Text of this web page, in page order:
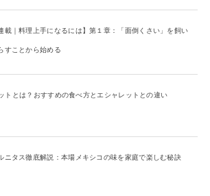
連載｜料理上手になるには】第１章：「面倒くさい」を飼い
すことから始める
トとは？おすすめの食べ方とエシャレットとの違い
ニタス徹底解説：本場メキシコの味を家庭で楽しむ秘訣